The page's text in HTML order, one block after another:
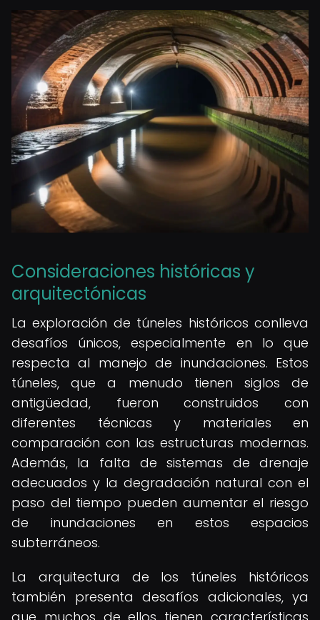
Consideraciones históricas y
arquitectónicas
La exploración de túneles históricos conlleva
desafíos únicos, especialmente en lo que
respecta al manejo de inundaciones. Estos
túneles, que a menudo tienen siglos de
antigüedad, fueron construidos con
diferentes técnicas y materiales en
comparación con las estructuras modernas.
Además, la falta de sistemas de drenaje
adecuados y la degradación natural con el
paso del tiempo pueden aumentar el riesgo
de inundaciones en estos espacios
subterráneos.
La arquitectura de los túneles históricos
también presenta desafíos adicionales, ya